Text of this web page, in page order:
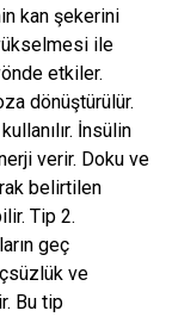
kan şekerini
ile
etkiler.
dönüştürülür.
İnsülin
verir. Doku ve
belirtilen
Tip 2.
geç
ve
Bu tip